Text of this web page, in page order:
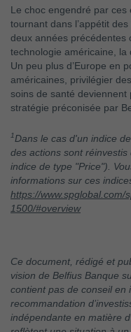
Le choc engendré par
tournant dans l’appétit
deux années précédentes
technologie américaine, la
Un peu plus d’Europe en
américaines, privilégier
soins de santé deviennent
stratégie préconisée par
1Dans le cas d'un indice
des actions sont
indice de type "Price").
informations sur ces
https://www.spglobal.com/
1500/#overview
Ce document, rédigé et
vision de Belfius Banque
contient pas de conseil en
recommandation
indépendante en matière